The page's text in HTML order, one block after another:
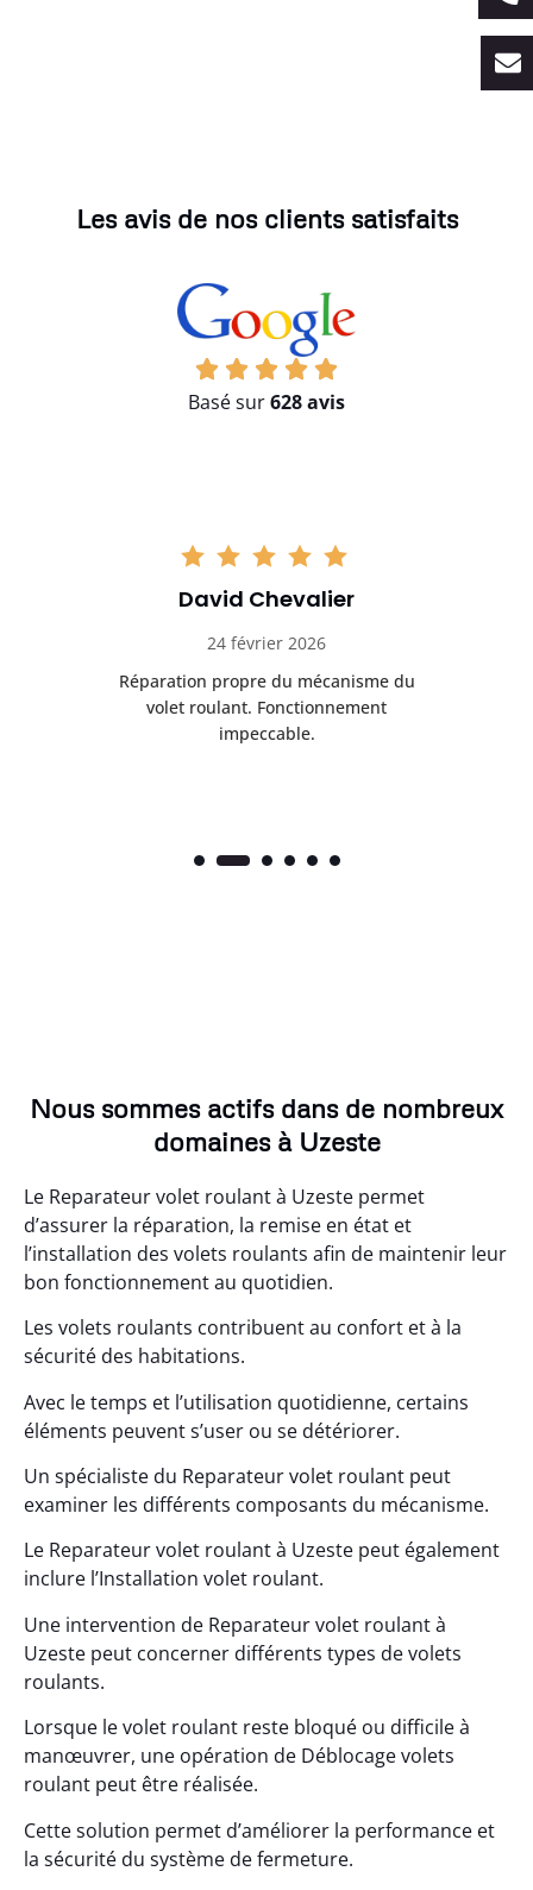
Les avis de nos clients satisfaits
Basé sur628 avis
David Chevalier
24 février 2026
Réparation propre du mécanisme du
volet roulant. Fonctionnement
impeccable.
Nous sommes actifs dans de nombreux
domaines à Uzeste
Le Reparateur volet roulant à Uzeste permet
d’assurer la réparation, la remise en état et
l’installation des volets roulants afin de maintenir leur
bon fonctionnement au quotidien.
Les volets roulants contribuent au confort et à la
sécurité des habitations.
Avec le temps et l’utilisation quotidienne, certains
éléments peuvent s’user ou se détériorer.
Un spécialiste du Reparateur volet roulant peut
examiner les différents composants du mécanisme.
Le Reparateur volet roulant à Uzeste peut également
inclure l’Installation volet roulant.
Une intervention de Reparateur volet roulant à
Uzeste peut concerner différents types de volets
roulants.
Lorsque le volet roulant reste bloqué ou difficile à
manœuvrer, une opération de Déblocage volets
roulant peut être réalisée.
Cette solution permet d’améliorer la performance et
la sécurité du système de fermeture.